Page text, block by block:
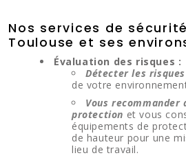
Nos services de
Toulouse et ses
Évaluation des risques :
Détecter les risques
de votre
Vous recommander
protection et vous
équipements de
de hauteur pour une
lieu de travail.